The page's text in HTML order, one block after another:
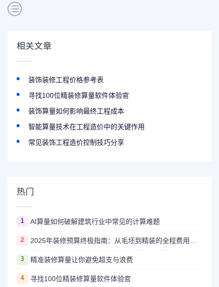
相关文章
装饰装修工程价格参考表
寻找100位精装修算量软件体验官
装饰算量如何影响最终工程成本
智能算量技术在工程造价中的关键作用
常见装饰工程造价控制技巧分享
热门
1 AI算量如何破解建筑行业中常见的计算难题
2 2025年装修预算终极指南：从毛坯到精装的全程费用解析
3 精准装修算量让你避免超支与浪费
4 寻找100位精装修算量软件体验官